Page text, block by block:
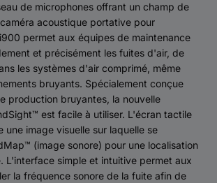
de microphones offrant un champ de
acoustique portative pour
permet aux équipes de maintenance
et précisément les fuites d'air, de
les systèmes d'air comprimé, même
bruyants. Spécialement conçue
production bruyantes, la nouvelle
est facile à utiliser. L'écran tactile
une image visuelle sur laquelle se
(image sonore) pour une localisation
L'interface simple et intuitive permet aux
la fréquence sonore de la fuite afin de